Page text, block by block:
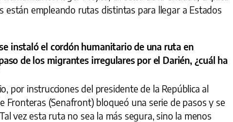
están empleando rutas distintas para llegar a Estados
instaló el cordón humanitario de una ruta en
de los migrantes irregulares por el Darién, ¿cuál ha
por instrucciones del presidente de la República al
Fronteras (Senafront) bloqueó una serie de pasos y se
vez esta ruta no sea la más segura, sino la menos